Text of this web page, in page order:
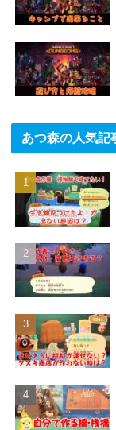
あつ森の人気記